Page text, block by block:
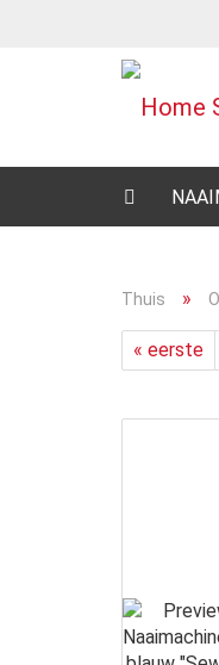
Thuis »
« eerste